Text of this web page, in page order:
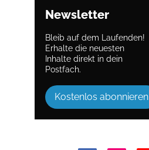
Newsletter
Bleib auf dem Laufenden!
Erhalte die neuesten
Inhalte direkt in dein
Postfach.
Kostenlos abonnieren